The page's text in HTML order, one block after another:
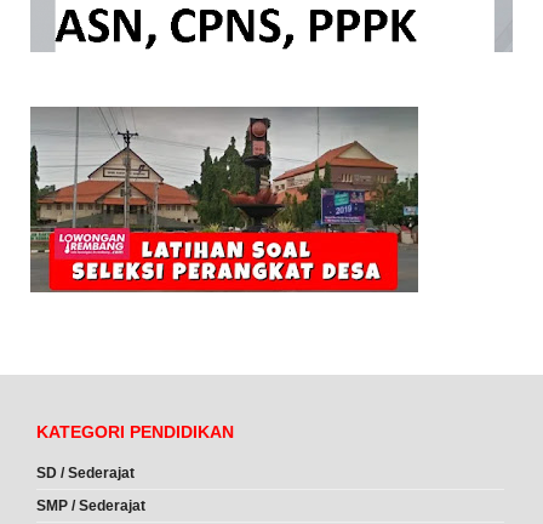
KATEGORI PENDIDIKAN
SD / Sederajat
SMP / Sederajat